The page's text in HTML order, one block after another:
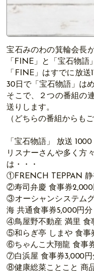
宝石みのわの箕輪会長
「FINE」と「宝石物語
「FINE」はすでに放
30日で「宝石物語」は
そこで、２つの番組の
送りします。
（どちらの番組からも
「宝石物語」 放送 1000
リスナーさんや多く方
は・・・
①FRENCH TEPPAN 静
②寿司弁慶 食事券2,000
③オーシャンシステム
海 共通食事券5,000円分
④鳥屋野不動産 満里 食
⑤和らぎ亭 しまや 食事
⑥ちゃんこ大翔龍 食事
⑦白浜屋 食事券3,000円
⑧健康総菜ことこと 商